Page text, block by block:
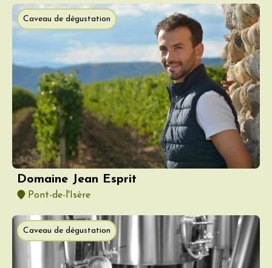
Caveau de dégustation
Domaine Jean Esprit
Pont-de-l'Isère
Caveau de dégustation